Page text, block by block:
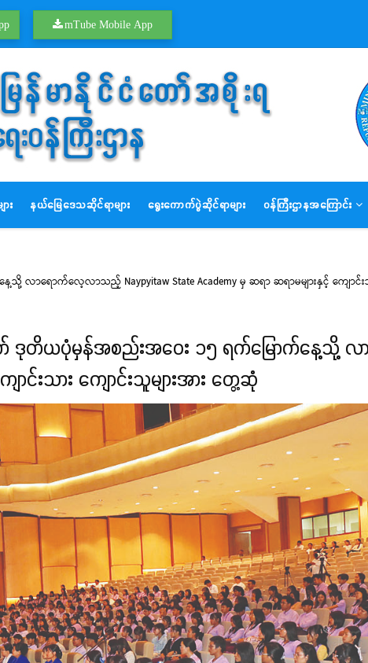
mTube Mobile App
း နယ်မြေဒေသဆိုင်ရာများ ရွေးကောက်ပွဲဆိုင်ရာများ ဝန်ကြီးဌာနအကြောင်း
က်လေ့လာသည့် Naypyitaw State Academy မှ ဆရာ ဆရာမများနှင့် ကျောင်းသာ
တိယပုံမှန်အစည်းအဝေး ၁၅ ရက်မြောက်နေ့သို့ လ
င်းသား ကျောင်းသူများအား တွေ့ဆုံ